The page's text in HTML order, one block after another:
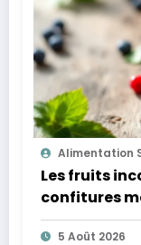
Alimentation
Les fruits
confitures
plus légères
5 Août 2026